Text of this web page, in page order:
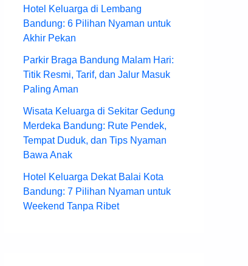
Hotel Keluarga di Lembang
Bandung: 6 Pilihan Nyaman untuk
Akhir Pekan
Parkir Braga Bandung Malam Hari:
Titik Resmi, Tarif, dan Jalur Masuk
Paling Aman
Wisata Keluarga di Sekitar Gedung
Merdeka Bandung: Rute Pendek,
Tempat Duduk, dan Tips Nyaman
Bawa Anak
Hotel Keluarga Dekat Balai Kota
Bandung: 7 Pilihan Nyaman untuk
Weekend Tanpa Ribet